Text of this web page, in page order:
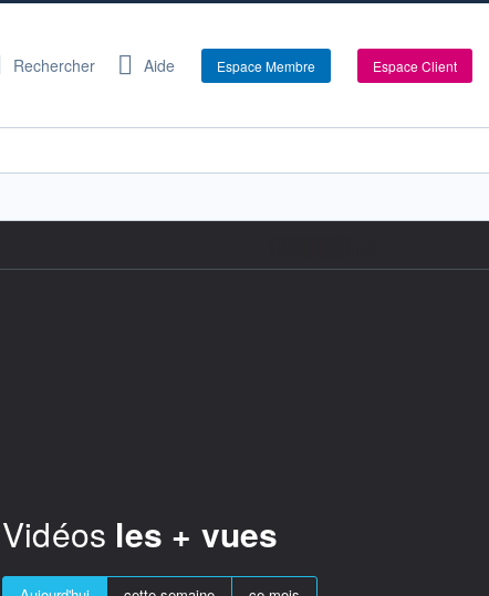
Rechercher Aide Espace Membre Espace Client
Vidéos les + vues